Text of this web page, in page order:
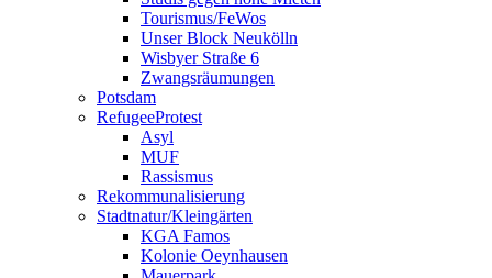
Tourismus/FeWos
Unser Block Neukölln
Wisbyer Straße 6
Zwangsräumungen
Potsdam
RefugeeProtest
Asyl
MUF
Rassismus
Rekommunalisierung
Stadtnatur/Kleingärten
KGA Famos
Kolonie Oeynhausen